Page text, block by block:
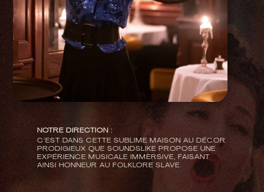
NOTRE DIRECTION :
C’EST DANS CETTE SUBLIME MAISON AU DÉCOR
PRODIGIEUX QUE SOUNDSLIKE PROPOSE UNE
EXPÉRIENCE MUSICALE IMMERSIVE, FAISANT
AINSI HONNEUR AU FOLKLORE SLAVE.